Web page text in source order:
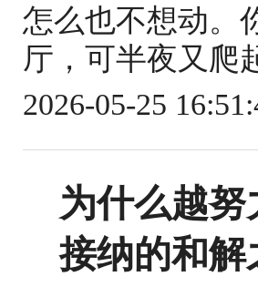
怎么也不想动。
厅，可半夜又爬
2026-05-25
为什么越
接纳的和解